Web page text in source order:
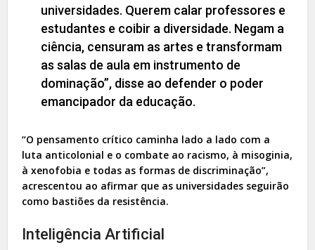
universidades. Querem calar professores e
estudantes e coibir a diversidade. Negam a
ciência, censuram as artes e transformam
as salas de aula em instrumento de
dominação”, disse ao defender o poder
emancipador da educação.
“O pensamento crítico caminha lado a lado com a
luta anticolonial e o combate ao racismo, à misoginia,
à xenofobia e todas as formas de discriminação”,
acrescentou ao afirmar que as universidades seguirão
como bastiões da resistência.
Inteligência Artificial